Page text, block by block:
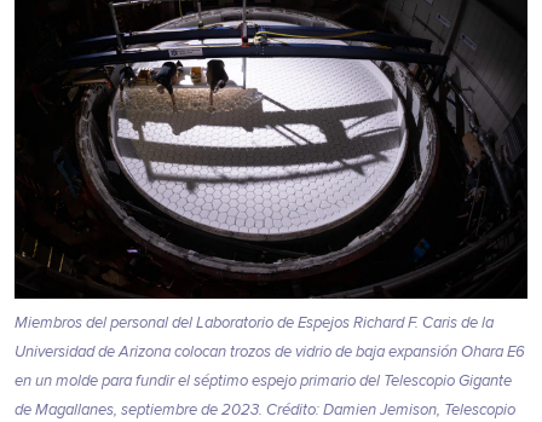
Miembros del personal del Laboratorio de Espejos Richard F. Caris de la
Universidad de Arizona colocan trozos de vidrio de baja expansión Ohara E6
en un molde para fundir el séptimo espejo primario del Telescopio Gigante
de Magallanes, septiembre de 2023. Crédito: Damien Jemison, Telescopio